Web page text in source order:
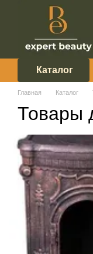
Перейти к основному
Каталог
Главная Каталог
Товары